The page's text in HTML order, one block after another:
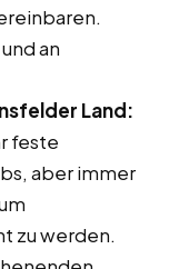
an
Land:
feste
aber immer
zu werden.